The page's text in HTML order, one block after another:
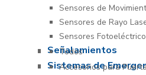
Sensores de
Sensores de Rayo
Sensores
Señalamientos
Todos
Sistemas de
Accesorios para